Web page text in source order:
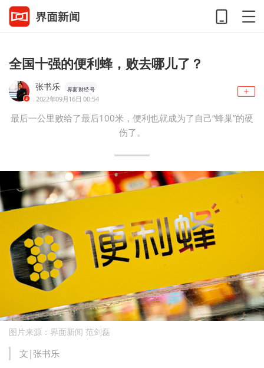
全国十强的便利蜂，败去哪儿了？
张书乐 界面财经号
2022年09月16日 00:54
最后一公里败给了最后100米，便利也就成为了自己“蜂巢”的硬
伤了。
图片来源：界面新闻 范剑磊
文|张书乐